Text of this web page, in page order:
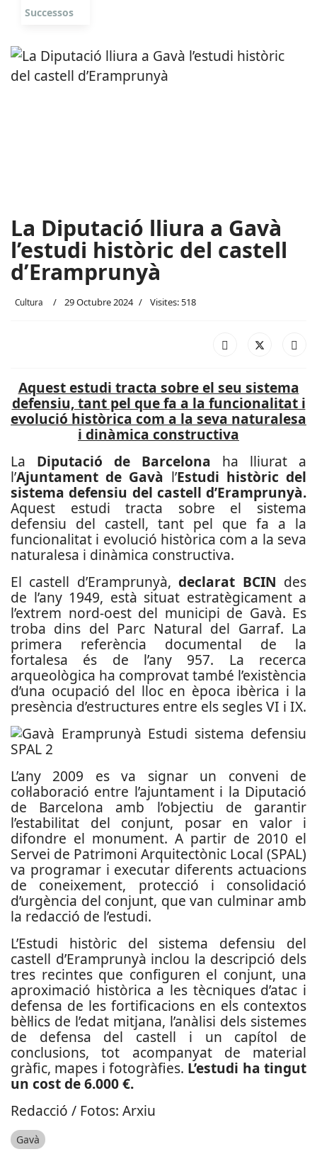
Successos
La Diputació lliura a Gavà
l’estudi històric del castell
d’Eramprunyà
Cultura 29 Octubre 2024 Visites: 518
Aquest estudi tracta sobre el seu sistema
defensiu, tant pel que fa a la funcionalitat i
evolució històrica com a la seva naturalesa
i dinàmica constructiva
La Diputació de Barcelona ha lliurat a
l’Ajuntament de Gavà l’Estudi històric del
sistema defensiu del castell d’Eramprunyà.
Aquest estudi tracta sobre el sistema
defensiu del castell, tant pel que fa a la
funcionalitat i evolució històrica com a la seva
naturalesa i dinàmica constructiva.
El castell d’Eramprunyà,declarat BCIN des
de l’any 1949, està situat estratègicament a
l’extrem nord-oest del municipi de Gavà. Es
troba dins del Parc Natural del Garraf. La
primera referència documental de la
fortalesa és de l’any 957. La recerca
arqueològica ha comprovat també l’existència
d’una ocupació del lloc en època ibèrica i la
presència d’estructures entre els segles VI i IX.
L’any 2009 es va signar un conveni de
col·laboració entre l’ajuntament i la Diputació
de Barcelona amb l’objectiu de garantir
l’estabilitat del conjunt, posar en valor i
difondre el monument. A partir de 2010 el
Servei de Patrimoni Arquitectònic Local (SPAL)
va programar i executar diferents actuacions
de coneixement, protecció i consolidació
d’urgència del conjunt, que van culminar amb
la redacció de l’estudi.
L’Estudi històric del sistema defensiu del
castell d’Eramprunyà inclou la descripció dels
tres recintes que configuren el conjunt, una
aproximació històrica a les tècniques d’atac i
defensa de les fortificacions en els contextos
bèl·lics de l’edat mitjana, l’anàlisi dels sistemes
de defensa del castell i un capítol de
conclusions, tot acompanyat de material
gràfic, mapes i fotogràfies. L’estudi ha tingut
un cost de 6.000 €.
Redacció / Fotos: Arxiu
Gavà